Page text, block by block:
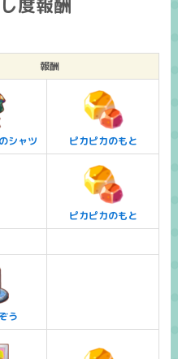
度報酬
報酬
シャツ
ピカピカのもと
ピカピカのもと
う